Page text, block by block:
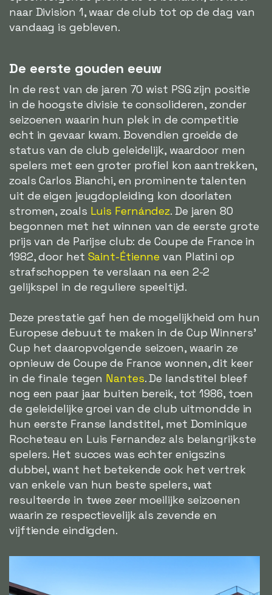
naar Division 1, waar de club tot op de dag van
vandaag is gebleven.
De eerste gouden eeuw
In de rest van de jaren 70 wist PSG zijn positie
in de hoogste divisie te consolideren, zonder
seizoenen waarin hun plek in de competitie
echt in gevaar kwam. Bovendien groeide de
status van de club geleidelijk, waardoor men
spelers met een groter profiel kon aantrekken,
zoals Carlos Bianchi, en prominente talenten
uit de eigen jeugdopleiding kon doorlaten
stromen, zoals Luis Fernández. De jaren 80
begonnen met het winnen van de eerste grote
prijs van de Parijse club: de Coupe de France in
1982, door het Saint-Étienne van Platini op
strafschoppen te verslaan na een 2-2
gelijkspel in de reguliere speeltijd.
Deze prestatie gaf hen de mogelijkheid om hun
Europese debuut te maken in de Cup Winners'
Cup het daaropvolgende seizoen, waarin ze
opnieuw de Coupe de France wonnen, dit keer
in de finale tegen Nantes. De landstitel bleef
nog een paar jaar buiten bereik, tot 1986, toen
de geleidelijke groei van de club uitmondde in
hun eerste Franse landstitel, met Dominique
Rocheteau en Luis Fernandez als belangrijkste
spelers. Het succes was echter enigszins
dubbel, want het betekende ook het vertrek
van enkele van hun beste spelers, wat
resulteerde in twee zeer moeilijke seizoenen
waarin ze respectievelijk als zevende en
vijftiende eindigden.